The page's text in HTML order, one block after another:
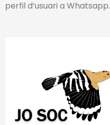
perfil d’usuari a Whatsapp.